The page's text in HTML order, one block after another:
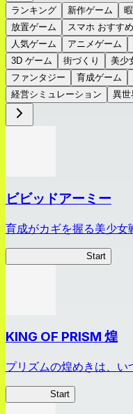
ランキング 新作ゲーム
放置ゲーム
スマホ おすす
人気ゲーム
アニメゲーム
3D ゲーム
街づくり 美少
ファンタジー
育成ゲーム
経営シミュレーション
異世
ビビッドアーミー
育成がカギを握る美少女
Start
KING OF PRISM 煌
プリズムの煌めきは、い
Start